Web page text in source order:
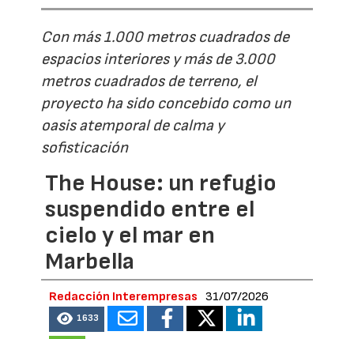
Con más 1.000 metros cuadrados de
espacios interiores y más de 3.000
metros cuadrados de terreno, el
proyecto ha sido concebido como un
oasis atemporal de calma y
sofisticación
The House: un refugio
suspendido entre el
cielo y el mar en
Marbella
Redacción Interempresas 31/07/2026
1633